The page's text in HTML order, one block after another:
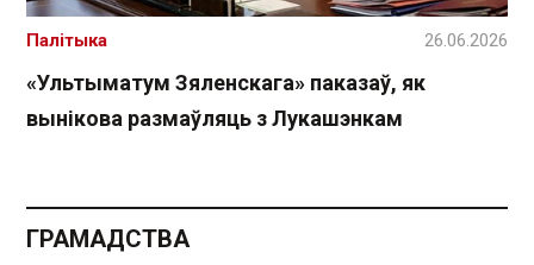
«Ультыматум Зяленскага» паказаў, як
вынікова размаўляць з Лукашэнкам
Палітыка 26.06.2026
ГРАМАДСТВА